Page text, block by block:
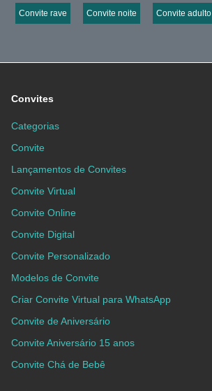
Convite rave Convite noite Convite adulto
Convites
Categorias
Convite
Lançamentos de Convites
Convite Virtual
Convite Online
Convite Digital
Convite Personalizado
Modelos de Convite
Criar Convite Virtual para WhatsApp
Convite de Aniversário
Convite Aniversário 15 anos
Convite Chá de Bebê